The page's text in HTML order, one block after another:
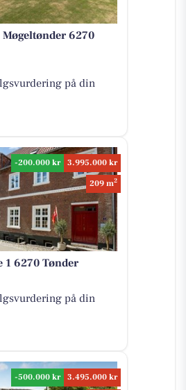
Møgeltønder 6270
på din
-200.000 kr
3.995.000 kr
209 m2
1 6270 Tønder
på din
-500.000 kr
3.495.000 kr